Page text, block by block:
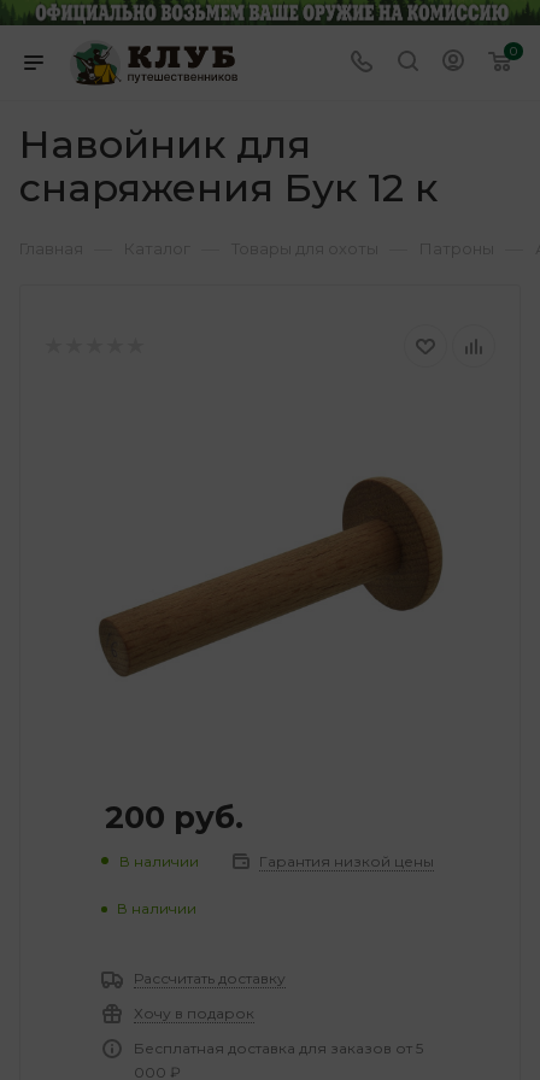
0
Навойник для
снаряжения Бук 12 к
200 руб.
В наличии Гарантия низкой цены
В наличии
Рассчитать доставку
Хочу в подарок
Бесплатная доставка для заказов от 5
000 ₽